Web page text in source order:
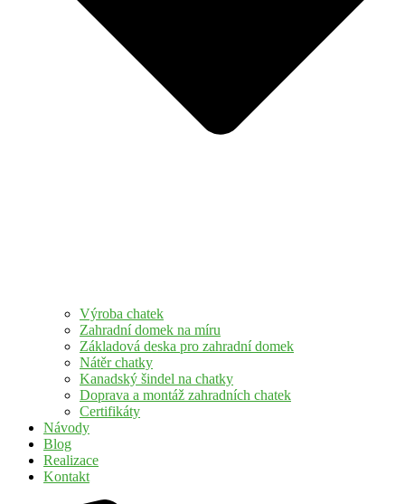
Výroba chatek
Zahradní domek na míru
Základová deska pro zahradní domek
Nátěr chatky
Kanadský šindel na chatky
Doprava a montáž zahradních chatek
Certifikáty
Návody
Blog
Realizace
Kontakt